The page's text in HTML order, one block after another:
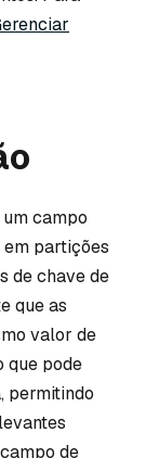
campo
em partições
de chave de
que as
valor de
que pode
permitindo
de